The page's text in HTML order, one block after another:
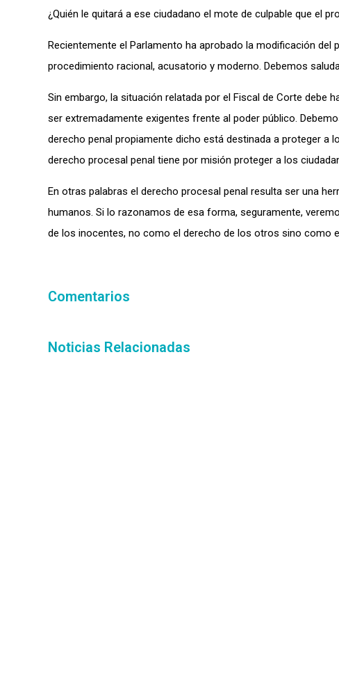
¿Quién le quitará a ese ciudadano el mote de culpable que el
Recientemente el Parlamento ha aprobado la modificación
procedimiento racional, acusatorio y moderno. Debemos
Sin embargo, la situación relatada por el Fiscal de Corte debe
ser extremadamente exigentes frente al poder público.
derecho penal propiamente dicho está destinada a proteger a
derecho procesal penal tiene por misión proteger a los
En otras palabras el derecho procesal penal resulta ser una
humanos. Si lo razonamos de esa forma, seguramente,
de los inocentes, no como el derecho de los otros sino como
Comentarios
Noticias Relacionadas